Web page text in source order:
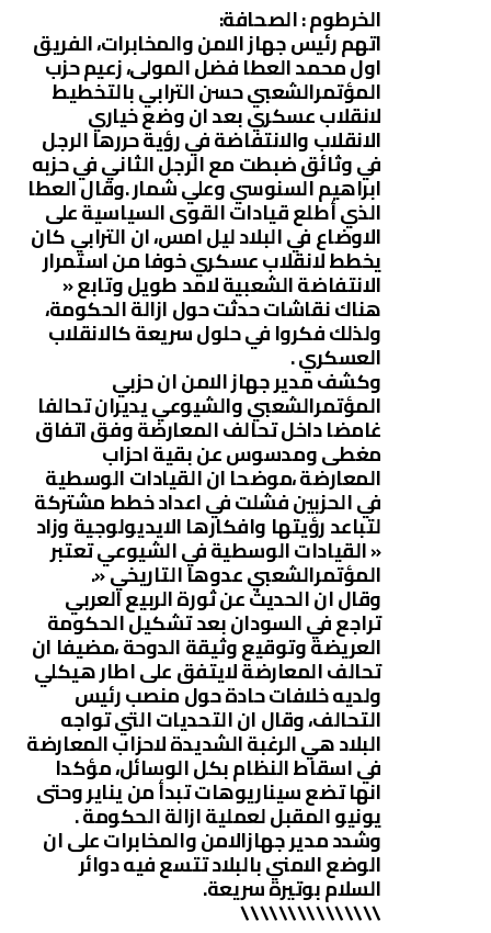
الخرطوم : الصحافة:
اتهم رئيس جهاز الامن والمخابرات، الفريق
اول محمد العطا فضل المولى، زعيم حزب
المؤتمرالشعبي حسن الترابي بالتخطيط
لانقلاب عسكري بعد ان وضع خياري
الانقلاب والانتفاضة في رؤية حررها الرجل
في وثائق ضبطت مع الرجل الثاني في حزبه
ابراهيم السنوسي وعلي شمار .وقال العطا
الذي أطلع قيادات القوى السياسية على
الاوضاع في البلاد ليل امس، ان الترابي كان
يخطط لانقلاب عسكري خوفا من استمرار
الانتفاضة الشعبية لامد طويل وتابع «
هناك نقاشات حدثت حول ازالة الحكومة،
ولذلك فكروا في حلول سريعة كالانقلاب
العسكري .
وكشف مدير جهاز الامن ان حزبي
المؤتمرالشعبي والشيوعي يديران تحالفا
غامضا داخل تحالف المعارضة وفق اتفاق
مغطى ومدسوس عن بقية احزاب
المعارضة ،موضحا ان القيادات الوسطية
في الحزبين فشلت في اعداد خطط مشتركة
لتباعد رؤيتها وافكارها الايديولوجية وزاد
« القيادات الوسطية في الشيوعي تعتبر
المؤتمرالشعبي عدوها التاريخي «.
وقال ان الحديث عن ثورة الربيع العربي
تراجع في السودان بعد تشكيل الحكومة
العريضة وتوقيع وثيقة الدوحة ،مضيفا ان
تحالف المعارضة لايتفق على اطار هيكلي
ولديه خلافات حادة حول منصب رئيس
التحالف، وقال ان التحديات التي تواجه
البلاد هي الرغبة الشديدة لاحزاب المعارضة
في اسقاط النظام بكل الوسائل، مؤكدا
انها تضع سيناريوهات تبدأ من يناير وحتى
يونيو المقبل لعملية ازالة الحكومة .
وشدد مدير جهازالامن والمخابرات على ان
الوضع الامني بالبلاد تتسع فيه دوائر
السلام بوتيرة سريعة.
\\\\\\\\\\\\\\\